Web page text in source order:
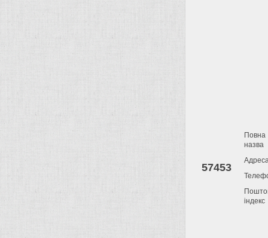
57453
Повна
назва
індекс